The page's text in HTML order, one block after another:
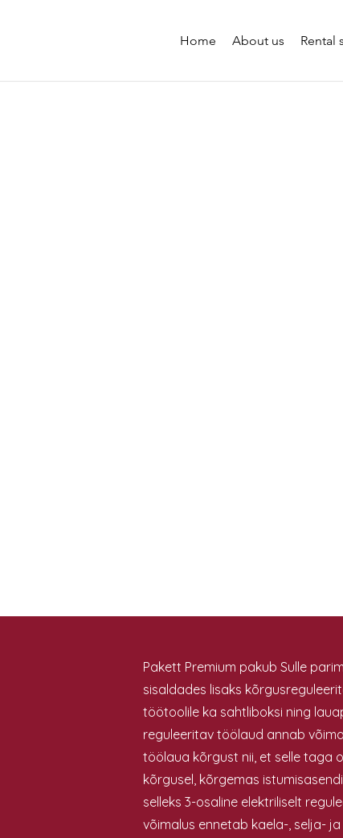
Home About us Rental
Pakett Premium pakub Sulle
sisaldades lisaks
töötoolile ka sahtliboksi ning
reguleeritav töölaud annab
töölaua kõrgust nii, et selle taga
kõrgusel, kõrgemas
selleks 3-osaline elektriliselt
võimalus ennetab kaela-, selja-